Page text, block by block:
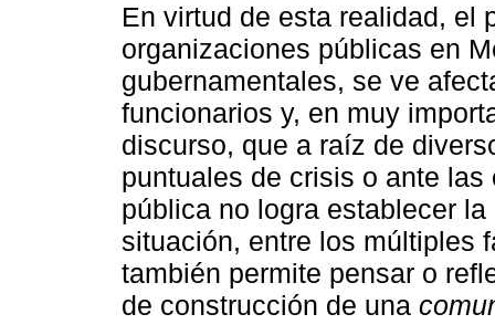
En virtud de esta realidad, el
organizaciones públicas en
gubernamentales, se ve
funcionarios y, en muy
discurso, que a raíz de
puntuales de crisis o ante
pública no logra establecer
situación, entre los múltiples
también permite pensar o
de construcción de una